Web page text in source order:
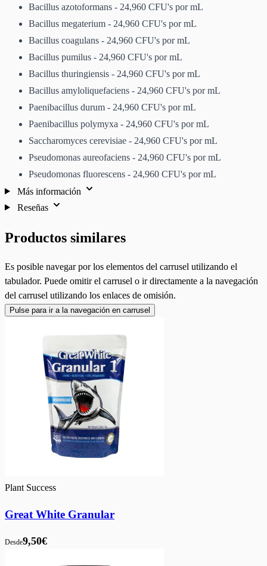
Bacillus azotoformans - 24,960 CFU's por mL
Bacillus megaterium - 24,960 CFU's por mL
Bacillus coagulans - 24,960 CFU's por mL
Bacillus pumilus - 24,960 CFU's por mL
Bacillus thuringiensis - 24,960 CFU's por mL
Bacillus amyloliquefaciens - 24,960 CFU's por mL
Paenibacillus durum - 24,960 CFU's por mL
Paenibacillus polymyxa - 24,960 CFU's por mL
Saccharomyces cerevisiae - 24,960 CFU's por mL
Pseudomonas aureofaciens - 24,960 CFU's por mL
Pseudomonas fluorescens - 24,960 CFU's por mL
Más información
Reseñas
Productos similares
Es posible navegar por los elementos del carrusel utilizando el
tabulador. Puede omitir el carrusel o ir directamente a la navegación
del carrusel utilizando los enlaces de omisión.
Pulse para ir a la navegación en carrusel
Plant Success
Great White Granular
Desde9,50€